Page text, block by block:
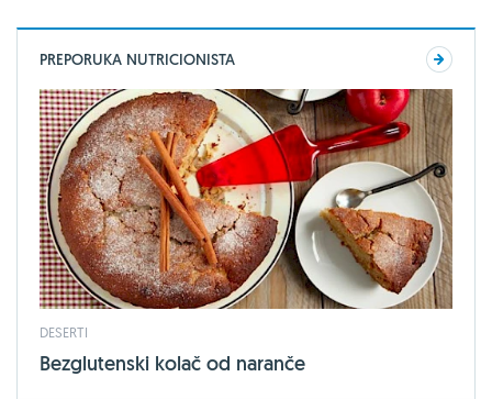
PREPORUKA NUTRICIONISTA
DESERTI
Bezglutenski kolač od naranče